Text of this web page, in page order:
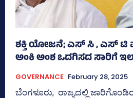
ಶಕ್ತಿ ಯೋಜನೆ; ಎಸ್‌ ಸಿ , ಎಸ್‌ ಟಿ
ಅಂಕಿ ಅಂಶ ಒದಗಿಸದ ಸಾರಿಗೆ
GOVERNANCE February 28, 2025
ಬೆಂಗಳೂರು; ರಾಜ್ಯದಲ್ಲಿ